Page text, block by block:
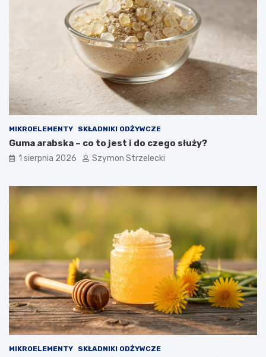
MIKROELEMENTY SKŁADNIKI ODŻYWCZE
Guma arabska – co to jest i do czego służy?
1 sierpnia 2026 Szymon Strzelecki
MIKROELEMENTY SKŁADNIKI ODŻYWCZE